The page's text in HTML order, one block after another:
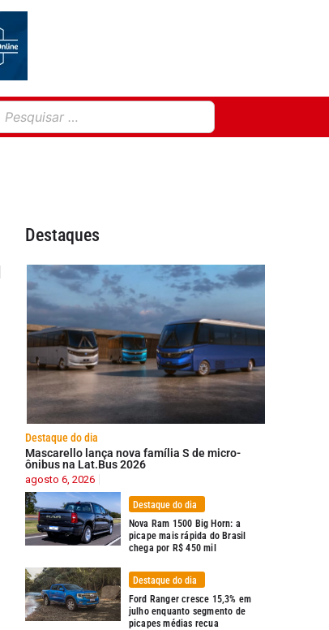
Destaques
Destaque do dia
Mascarello lança nova família S de micro-
ônibus na Lat.Bus 2026
agosto 6, 2026
Destaque do dia
Nova Ram 1500 Big Horn: a
picape mais rápida do Brasil
chega por R$ 450 mil
Destaque do dia
Ford Ranger cresce 15,3% em
julho enquanto segmento de
picapes médias recua